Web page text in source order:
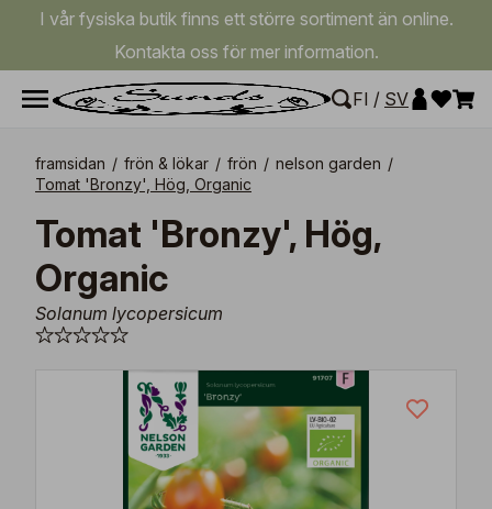
I vår fysiska butik finns ett större sortiment än online.
Kontakta oss för mer information.
FI / SV
framsidan / frön & lökar / frön / nelson garden /
Tomat 'Bronzy', Hög, Organic
Tomat 'Bronzy', Hög,
Organic
Solanum lycopersicum